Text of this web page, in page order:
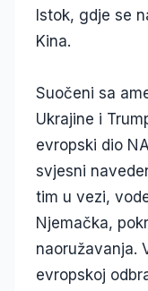
Istok, gdje se
Kina.
Suočeni sa
Ukrajine i
evropski dio
svjesni
tim u vezi,
Njemačka,
naoružavanja.
evropskoj